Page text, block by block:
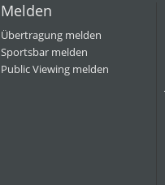
Melden
Übertragung melden
Sportsbar melden
Public Viewing melden